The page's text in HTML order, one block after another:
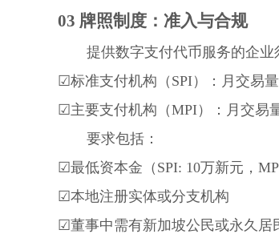
03 牌照制度：准入与合规
提供数字支付代币服务的企业
☑标准支付机构（SPI）：月交易
☑主要支付机构（MPI）：月交易
要求包括：
☑最低资本金（SPI: 10万新元，
☑本地注册实体或分支机构
☑董事中需有新加坡公民或永久居